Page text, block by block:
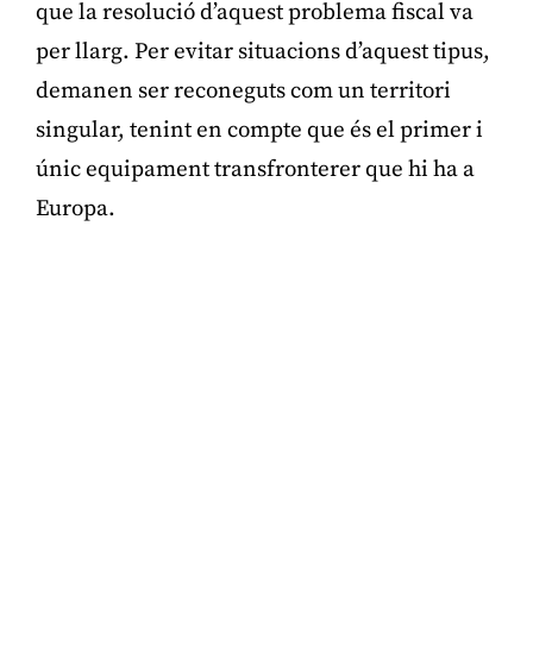
que la resolució d’aquest problema fiscal va
per llarg. Per evitar situacions d’aquest tipus,
demanen ser reconeguts com un territori
singular, tenint en compte que és el primer i
únic equipament transfronterer que hi ha a
Europa.